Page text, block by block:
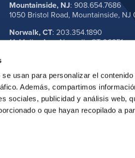
usan para personalizar el
Además, compartimos
sociales, publicidad y análisis web,
o que hayan recopilado a
Mountainside, NJ: 908.654.7686
1050 Bristol Road, Mountainside, NJ
Norwalk, CT: 203.354.1890
1A Muller Ave, Norwalk, CT 06851
los derechos reservados.